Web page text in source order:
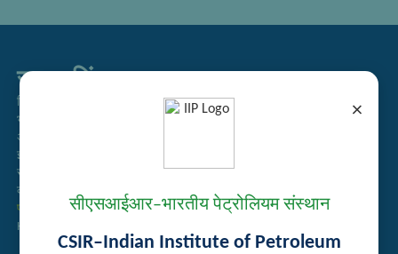
×
सीएसआईआर–भारतीय पेट्रोलियम संस्थान
CSIR–Indian Institute of Petroleum
सम्बद्ध लिंक्स
निविदा प्रबंधन
भर्ती
अतिथि गृह आरक्षण
इंट्रानेट
संग्रह
कर्मचारी खोज
प्रौद्योगिकी ब्रोशर
Handling of Complaints of Sexual Harassment